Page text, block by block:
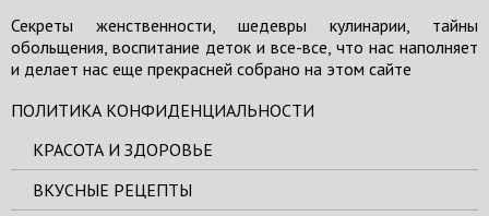
Секреты женственности, шедевры кулинарии, тайны
обольщения, воспитание деток и все-все, что нас наполняет
и делает нас еще прекрасней собрано на этом сайте
ПОЛИТИКА КОНФИДЕНЦИАЛЬНОСТИ
КРАСОТА И ЗДОРОВЬЕ
ВКУСНЫЕ РЕЦЕПТЫ